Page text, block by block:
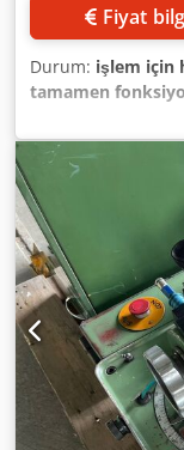
Fiyat
Durum: işlem için
tamamen
taşı çapı:203 mm,
Makinesi